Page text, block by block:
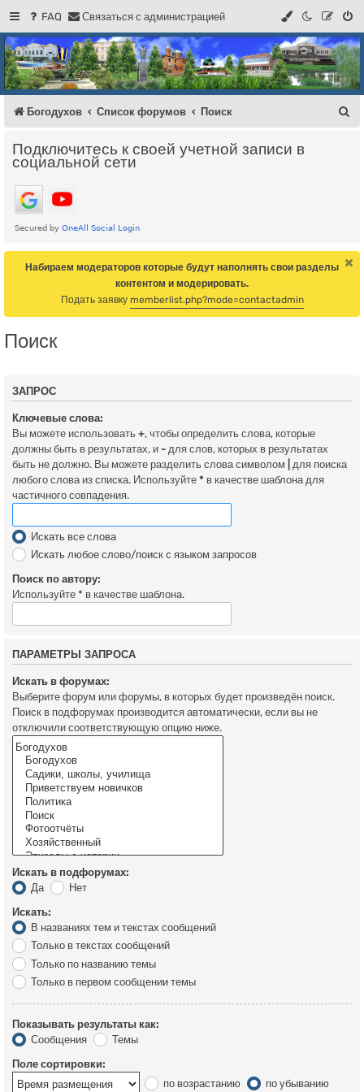
FAQ Связаться с администрацией
Регистрация
Форум Богодухова
Богодухов
Богодухов Список форумов Поиск
Подключитесь к своей учетной записи в
социальной сети
Набираем модераторов которые будут наполнять свои разделы
контентом и модерировать.
Подать заявку memberlist.php?mode=contactadmin
Поиск
ЗАПРОС
Ключевые слова:
Вы можете использовать +, чтобы определить слова, которые
должны быть в результатах, и - для слов, которых в результатах
быть не должно. Вы можете разделить слова символом
для поиска
любого слова из списка. Используйте * в качестве шаблона для
частичного совпадения.
Искать все слова
Искать любое слово/поиск с языком запросов
Поиск по автору:
Используйте * в качестве шаблона.
ПАРАМЕТРЫ ЗАПРОСА
Искать в форумах:
Выберите форум или форумы, в которых будет произведён поиск.
Поиск в подфорумах производится автоматически, если вы не
отключили соответствующую опцию ниже.
Искать в подфорумах:
Да
Нет
Искать:
В названиях тем и текстах сообщений
Только в текстах сообщений
Только по названию темы
Только в первом сообщении темы
Показывать результаты как:
Сообщения
Темы
Поле сортировки:
по возрастанию
по убыванию